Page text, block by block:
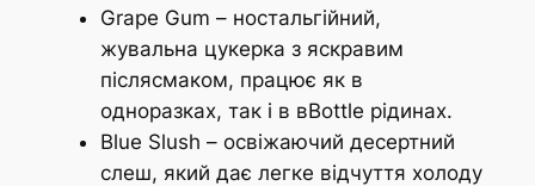
Grape Gum – ностальгійний,
жувальна цукерка з яскравим
післясмаком, працює як в
одноразках, так і в вBottle рідинах.
Blue Slush – освіжаючий десертний
слеш, який дає легке відчуття холоду